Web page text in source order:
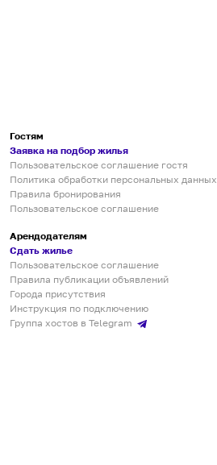
Гостям
Заявка на подбор жилья
Пользовательское соглашение гостя
Политика обработки персональных данных
Правила бронирования
Пользовательское соглашение
Арендодателям
Сдать жилье
Пользовательское соглашение
Правила публикации объявлений
Города присутствия
Инструкция по подключению
Группа хостов в Telegram